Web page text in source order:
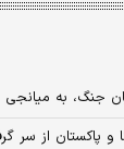
و پاکستان از